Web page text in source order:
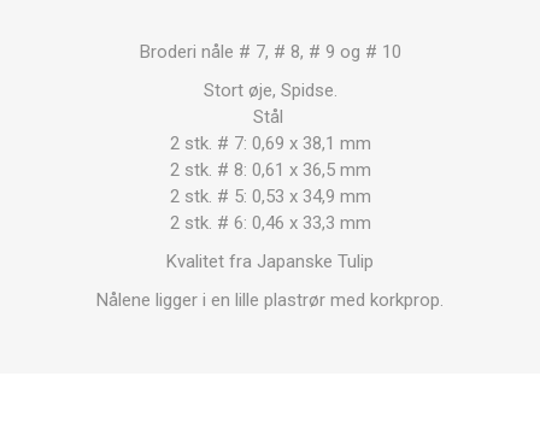
Broderi nåle # 7, # 8, # 9 og # 10
Stort øje, Spidse.
Stål
2 stk. # 7: 0,69 x 38,1 mm
2 stk. # 8: 0,61 x 36,5 mm
2 stk. # 5: 0,53 x 34,9 mm
2 stk. # 6: 0,46 x 33,3 mm
Kvalitet fra Japanske Tulip
Nålene ligger i en lille plastrør med korkprop.